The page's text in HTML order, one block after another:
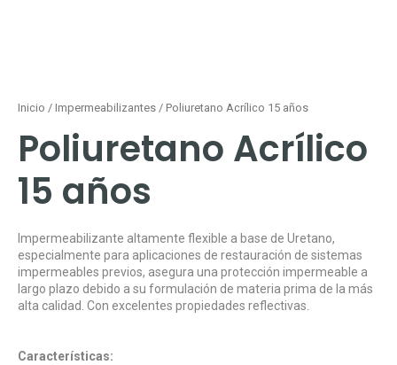
Inicio / Impermeabilizantes / Poliuretano Acrílico 15 años
Poliuretano Acrílico
15 años
Impermeabilizante altamente flexible a base de Uretano,
especialmente para aplicaciones de restauración de sistemas
impermeables previos, asegura una protección impermeable a
largo plazo debido a su formulación de materia prima de la más
alta calidad. Con excelentes propiedades reflectivas.
Características: